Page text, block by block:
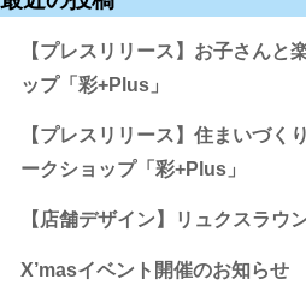
【プレスリリース】お子さんと
ップ「彩+Plus」
【プレスリリース】住まいづく
ークショップ「彩+Plus」
【店舗デザイン】リュクスラウ
X’masイベント開催のお知らせ